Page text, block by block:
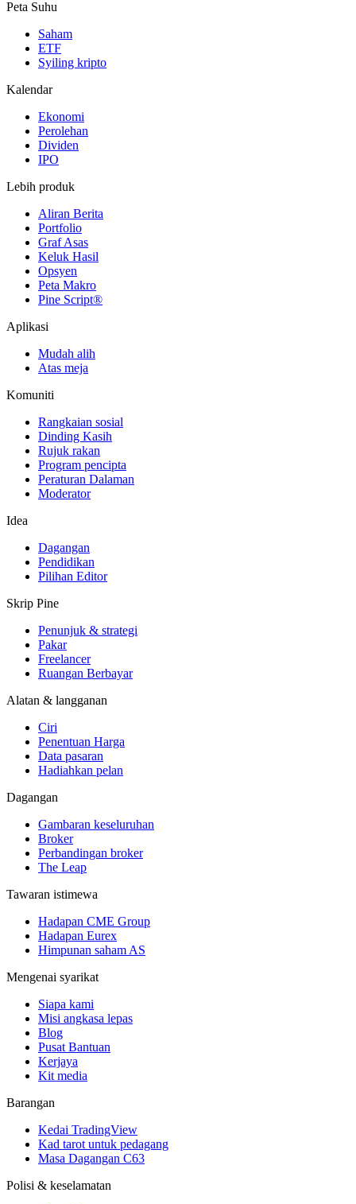
Peta Suhu
Saham
ETF
Syiling kripto
Kalendar
Ekonomi
Perolehan
Dividen
IPO
Lebih produk
Aliran Berita
Portfolio
Graf Asas
Keluk Hasil
Opsyen
Peta Makro
Pine Script®
Aplikasi
Mudah alih
Atas meja
Komuniti
Rangkaian sosial
Dinding Kasih
Rujuk rakan
Program pencipta
Peraturan Dalaman
Moderator
Idea
Dagangan
Pendidikan
Pilihan Editor
Skrip Pine
Penunjuk & strategi
Pakar
Freelancer
Ruangan Berbayar
Alatan & langganan
Ciri
Penentuan Harga
Data pasaran
Hadiahkan pelan
Dagangan
Gambaran keseluruhan
Broker
Perbandingan broker
The Leap
Tawaran istimewa
Hadapan CME Group
Hadapan Eurex
Himpunan saham AS
Mengenai syarikat
Siapa kami
Misi angkasa lepas
Blog
Pusat Bantuan
Kerjaya
Kit media
Barangan
Kedai TradingView
Kad tarot untuk pedagang
Masa Dagangan C63
Polisi & keselamatan